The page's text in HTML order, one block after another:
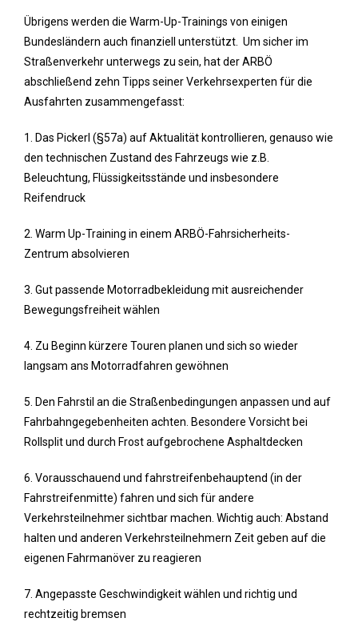
Übrigens werden die Warm-Up-Trainings von einigen
Bundesländern auch finanziell unterstützt. Um sicher im
Straßenverkehr unterwegs zu sein, hat der ARBÖ
abschließend zehn Tipps seiner Verkehrsexperten für die
Ausfahrten zusammengefasst:
1. Das Pickerl (§57a) auf Aktualität kontrollieren, genauso wie
den technischen Zustand des Fahrzeugs wie z.B.
Beleuchtung, Flüssigkeitsstände und insbesondere
Reifendruck
2. Warm Up-Training in einem ARBÖ-Fahrsicherheits-
Zentrum absolvieren
3. Gut passende Motorradbekleidung mit ausreichender
Bewegungsfreiheit wählen
4. Zu Beginn kürzere Touren planen und sich so wieder
langsam ans Motorradfahren gewöhnen
5. Den Fahrstil an die Straßenbedingungen anpassen und auf
Fahrbahngegebenheiten achten. Besondere Vorsicht bei
Rollsplit und durch Frost aufgebrochene Asphaltdecken
6. Vorausschauend und fahrstreifenbehauptend (in der
Fahrstreifenmitte) fahren und sich für andere
Verkehrsteilnehmer sichtbar machen. Wichtig auch: Abstand
halten und anderen Verkehrsteilnehmern Zeit geben auf die
eigenen Fahrmanöver zu reagieren
7. Angepasste Geschwindigkeit wählen und richtig und
rechtzeitig bremsen